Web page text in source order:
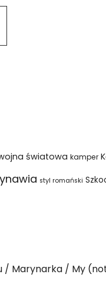
światowa kamper
styl romański
Marynarka My